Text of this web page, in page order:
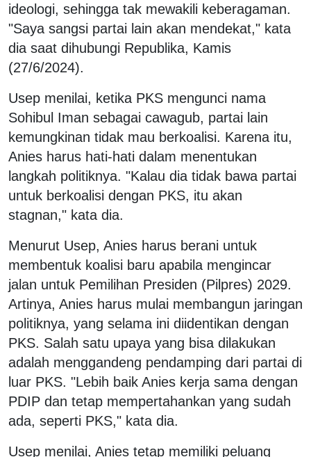
ideologi, sehingga tak mewakili keberagaman.
"Saya sangsi partai lain akan mendekat," kata
dia saat dihubungi Republika, Kamis
(27/6/2024).
Usep menilai, ketika PKS mengunci nama
Sohibul Iman sebagai cawagub, partai lain
kemungkinan tidak mau berkoalisi. Karena itu,
Anies harus hati-hati dalam menentukan
langkah politiknya. "Kalau dia tidak bawa partai
untuk berkoalisi dengan PKS, itu akan
stagnan," kata dia.
Menurut Usep, Anies harus berani untuk
membentuk koalisi baru apabila mengincar
jalan untuk Pemilihan Presiden (Pilpres) 2029.
Artinya, Anies harus mulai membangun jaringan
politiknya, yang selama ini diidentikan dengan
PKS. Salah satu upaya yang bisa dilakukan
adalah menggandeng pendamping dari partai di
luar PKS. "Lebih baik Anies kerja sama dengan
PDIP dan tetap mempertahankan yang sudah
ada, seperti PKS," kata dia.
Usep menilai, Anies tetap memiliki peluang